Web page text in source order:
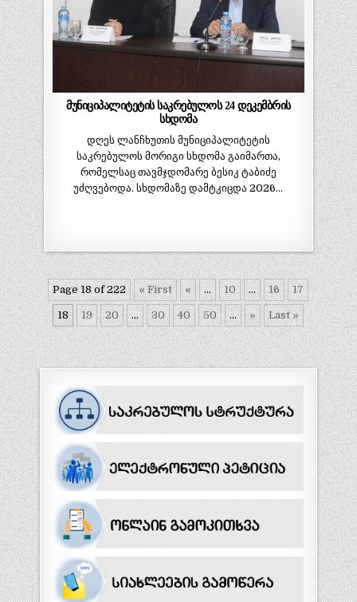
მუნიციპალიტეტის საკრებულოს 24 დეკემბრის
სხდომა
დღეს ლანჩხუთის მუნიციპალიტეტის
საკრებულოს მორიგი სხდომა გაიმართა,
რომელსაც თავმჯდომარე ბესიკ ტაბიძე
უძღვებოდა. სხდომაზე დამტკიცდა 2026…
Page 18 of 222 « First « ... 10 ... 16 17
18 19 20 ... 30 40 50 ... » Last »